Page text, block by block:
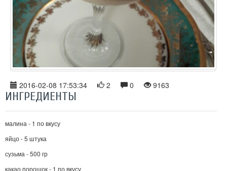
2016-02-08 17:53:34 2 0 9163
ИНГРЕДИЕНТЫ
малина - 1 по вкусу
яйцо - 5 штука
сузьма - 500 гр
какао порошок - 1 по вкусу